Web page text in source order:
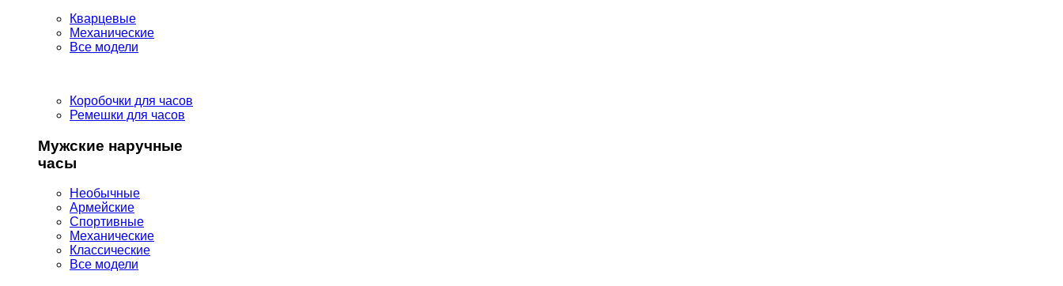
Кварцевые
Механические
Все модели
Коробочки для часов
Ремешки для часов
Мужские наручные
часы
Необычные
Армейские
Спортивные
Механические
Классические
Все модели